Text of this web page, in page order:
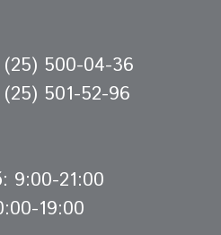
500-04-36
501-52-96
9:00-21:00
19:00